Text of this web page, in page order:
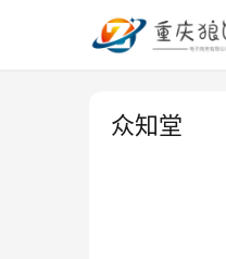
众知堂